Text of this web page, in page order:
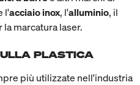
l'acciaio inox, l'alluminio, il
marcatura laser.
PLASTICA
più utilizzate nell'industria